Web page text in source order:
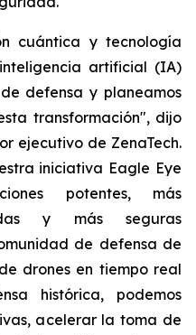
cuántica y tecnología
artificial (IA)
defensa y planeamos
transformación", dijo
ejecutivo de ZenaTech.
iniciativa Eagle Eye
potentes, más
y más seguras
de defensa de
drones en tiempo real
histórica, podemos
acelerar la toma de